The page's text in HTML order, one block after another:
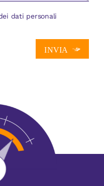
dati personali